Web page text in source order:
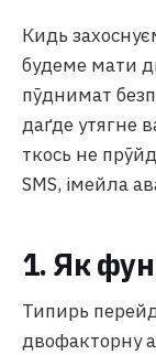
Кидь
будеме мати
пӯднимат
даґде утягне
ткось не
SMS, імейла
1. Як
Типирь
двофакторну